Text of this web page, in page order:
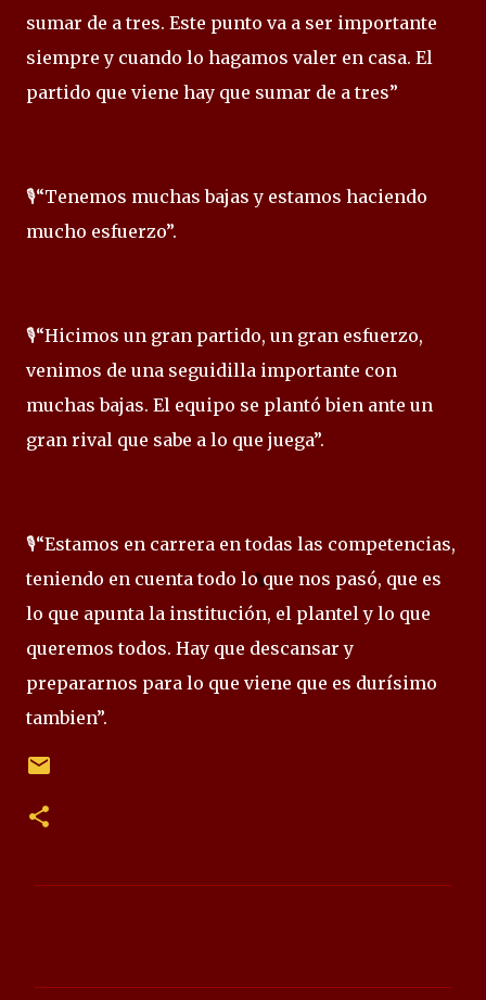
sumar de a tres. Este punto va a ser importante
siempre y cuando lo hagamos valer en casa. El
partido que viene hay que sumar de a tres”
🎙️“Tenemos muchas bajas y estamos haciendo
mucho esfuerzo”.
🎙️“Hicimos un gran partido, un gran esfuerzo,
venimos de una seguidilla importante con
muchas bajas. El equipo se plantó bien ante un
gran rival que sabe a lo que juega”.
🎙️“Estamos en carrera en todas las competencias,
teniendo en cuenta todo lo que nos pasó, que es
lo que apunta la institución, el plantel y lo que
queremos todos. Hay que descansar y
prepararnos para lo que viene que es durísimo
tambien”.